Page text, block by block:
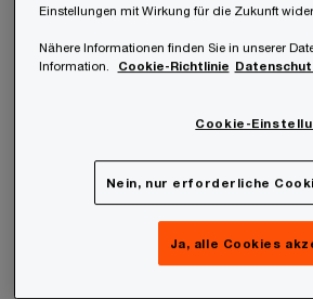
Budget für AI Agents erhöhen
Produktivität in ihrem
Die positive Resonanz und die
Investitionen im Bereich AI
Einstellungen mit Wirkung für die Zukunft
Nähere Informationen finden Sie in unserer
Information.
Cookie-Richtlinie
Cookie-
Nein, nur erforderliche
Ja, alle Cookies